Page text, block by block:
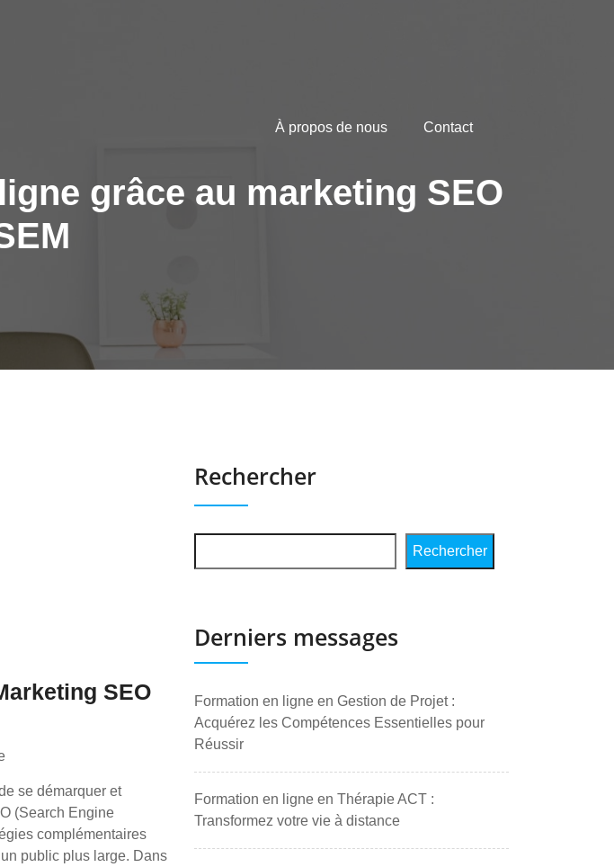
À propos de nous Contact
grâce au marketing SEO
SEO
se démarquer et
(Search Engine
complémentaires
public plus large. Dans
Rechercher
Rechercher
Derniers messages
Formation en ligne en Gestion de Projet :
Acquérez les Compétences Essentielles pour
Réussir
Formation en ligne en Thérapie ACT :
Transformez votre vie à distance